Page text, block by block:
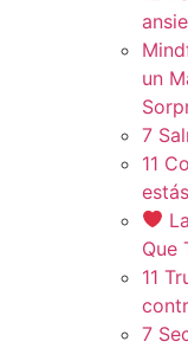
un
7
11
Que
11
7